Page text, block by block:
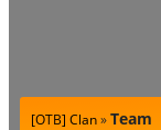
[OTB] Clan»Team